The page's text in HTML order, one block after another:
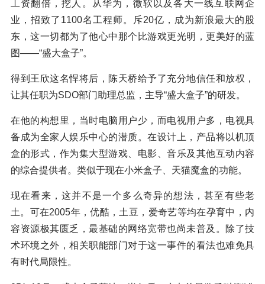
工资翻倍，挖人。从华为，微软以及各大一线互联网企
业，招致了1100名工程师。斥20亿，成为新浪最大的股
东，这一切都为了他心中那个比游戏更光明，更美好的蓝
图——“盛大盒子”。
得到王欣这名悍将后，陈天桥给予了充分地信任和放权，
让其任职为SDO部门助理总监，主导“盛大盒子”的研发。
在他的构想里，当时电脑用户少，而电视用户多，电视具
备成为全家人娱乐中心的潜质。在设计上，产品将以机顶
盒的形式，作为集大型游戏、电影、音乐及其他互动内容
的综合提供者。类似于现在小米盒子、天猫魔盒的功能。
现在看来，这并不是一个多么奇异的想法，甚至有些老
土。可在2005年，优酷，土豆，爱奇艺等均在孕育中，内
容资源极其匮乏，最基础的网络宽带也尚未普及。除了技
术环境之外，相关职能部门对于这一事件的看法也难免具
有时代局限性。